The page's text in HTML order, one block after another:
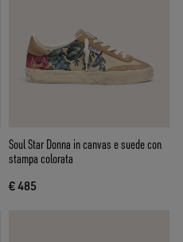
Soul Star Donna in canvas e suede con
stampa colorata
€ 485